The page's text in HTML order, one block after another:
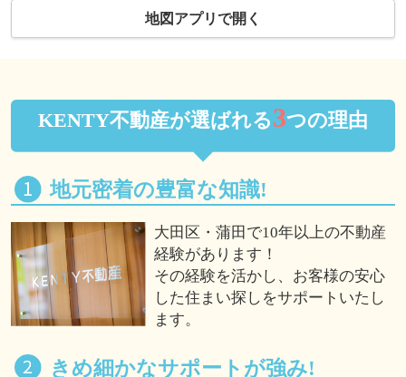
地図アプリで開く
KENTY不動産が選ばれる3つの理由
地元密着の豊富な知識!
大田区・蒲田で10年以上の不動産
経験があります！
その経験を活かし、お客様の安心
した住まい探しをサポートいたし
ます。
きめ細かなサポートが強み!